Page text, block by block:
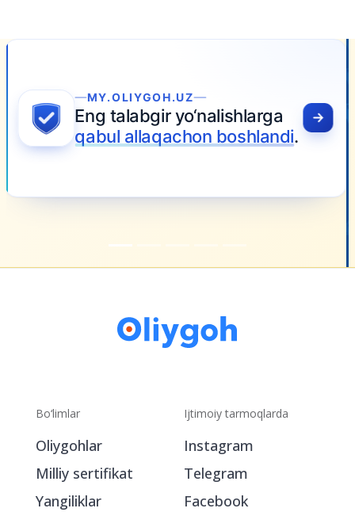
Bo‘limlar
Oliygohlar
Milliy sertifikat
Yangiliklar
Ijtimoiy tarmoqlarda
Instagram
Telegram
Facebook